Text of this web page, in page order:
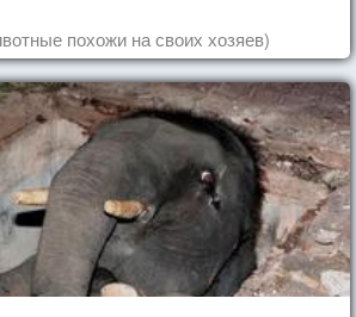
похожи на своих хозяев)